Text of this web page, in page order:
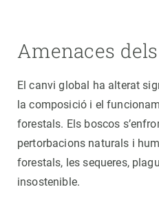
Amenaces
El canvi global ha alterat
la composició i el
forestals. Els boscos
pertorbacions naturals i
forestals, les sequeres,
insostenible.